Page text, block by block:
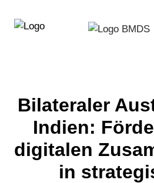
zum
Bilateraler
Indien:
digitalen
in